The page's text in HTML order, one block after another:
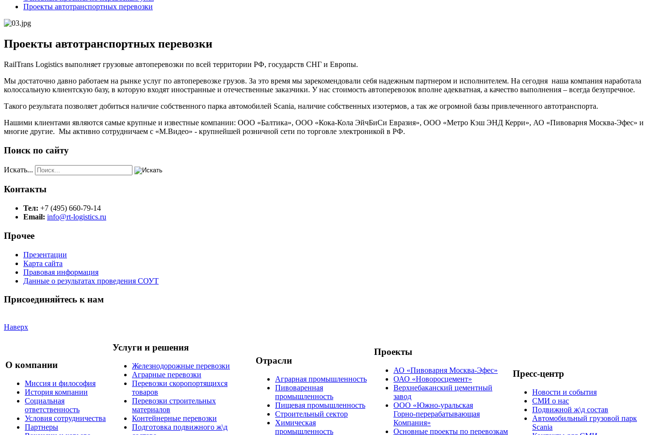
Проекты автотранспортных перевозки
Проекты автотранспортных перевозки
RailTrans Logistics выполняет грузовые автоперевозки по всей территории РФ, государств СНГ и Европы.
Мы достаточно давно работаем на рынке услуг по автоперевозке грузов. За это время мы зарекомендовали себя надежным партнером и исполнителем. На сегодня наша компания наработала
колоссальную клиентскую базу, в которую входят иностранные и отечественные заказчики. У нас стоимость автоперевозок вполне адекватная, а качество выполнения – всегда безупречное.
Такого результата позволяет добиться наличие собственного парка автомобилей Scania, наличие собственных изотермов, а так же огромной базы привлеченного автотранспорта.
Нашими клиентами являются самые крупные и известные компании: ООО «Балтика», ООО «Кока-Кола ЭйчБиСи Евразия», ООО «Метро Кэш ЭНД Керри», АО «Пивоварня Москва-Эфес» и
многие другие. Мы активно сотрудничаем с «М.Видео» - крупнейшей розничной сети по торговле электроникой в РФ.
Поиск по сайту
Искать...
Контакты
Тел: +7 (495) 660-79-14
Email: info@rt-logistics.ru
Прочее
Презентации
Карта сайта
Правовая информация
Данные о результатах проведения СОУТ
Присоединяйтесь к нам
Наверх
О компании
Миссия и философия
История компании
Социальная
ответственность
Условия сотрудничества
Партнеры
Услуги и решения
Железнодорожные перевозки
Аграрные перевозки
Перевозки скоропортящихся
товаров
Перевозки строительных
материалов
Контейнерные перевозки
Подготовка подвижного ж\д
Отрасли
Аграрная промышленность
Пивоваренная
промышленность
Пищевая промышленность
Строительный сектор
Химическая
промышленность
Проекты
АО «Пивоварня Москва-Эфес»
ОАО «Новоросцемент»
Верхнебаканский цементный
завод
ООО «Южно-уральская
Горно-перерабатывающая
Компания»
Основные проекты по перевозкам
Пресс-центр
Новости и события
СМИ о нас
Подвижной ж\д состав
Автомобильный грузовой парк
Scania